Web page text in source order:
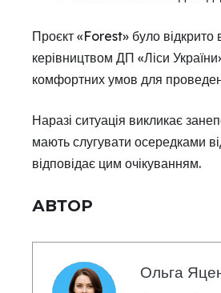
Проєкт «Forest» було відкрито
керівництвом ДП «Ліси
комфортних умов для
Наразі ситуація викликає
мають слугувати осередками
відповідає цим очікуванням.
АВТОР
Ольга